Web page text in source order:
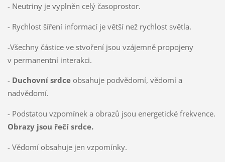
- Neutriny je vyplněn celý časoprostor.
- Rychlost šíření informací je větší než rychlost světla.
-Všechny částice ve stvoření jsou vzájemně propojeny
v permanentní interakci.
- Duchovní srdceobsahuje podvědomí, vědomí a
nadvědomí.
- Podstatou vzpomínek a obrazů jsou energetické frekvence.
Obrazy jsou řečí srdce.
- Vědomí obsahuje jen vzpomínky.